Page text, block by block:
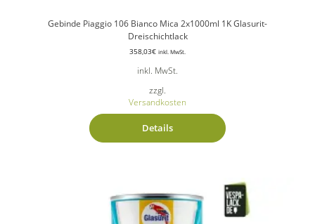
Gebinde Piaggio 106 Bianco Mica 2x1000ml 1K Glasurit-
Dreischichtlack
358,03€ inkl. MwSt.
inkl. MwSt.
zzgl.
Versandkosten
Details